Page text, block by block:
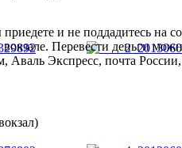
и не поддадитесь
Перевести деньги
Аваль Экспресс, почта